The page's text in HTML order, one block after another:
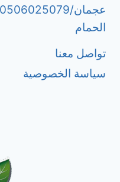
الحمام
تواصل معنا
سياسة الخصوصية